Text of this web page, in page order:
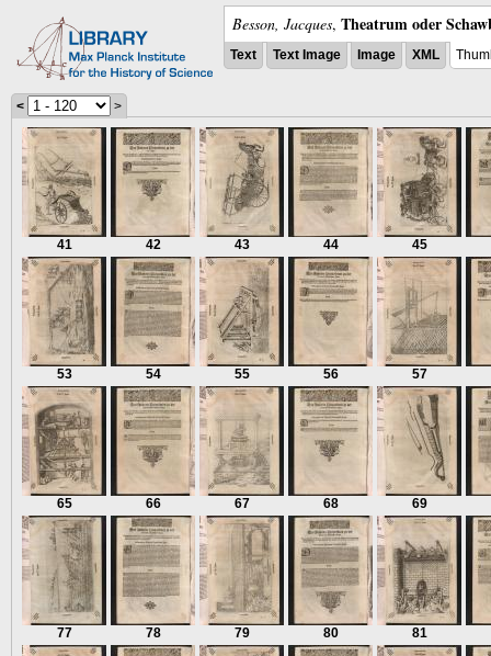
Besson, Jacques, Theatrum oder
Text Text Image Image XML
< >
41 42 43 44 45
53 54 55 56 57
65 66 67 68 69
77 78 79 80 81